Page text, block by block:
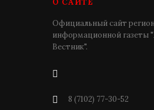
О САЙТЕ
Официальный сайт
информационной газеты
Вестник".
8 (7102) 77-30-52